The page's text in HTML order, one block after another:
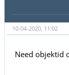
10-04-2020, 11:02
Need objektid